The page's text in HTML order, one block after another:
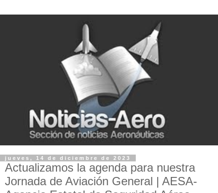
jueves, 14 de diciembre de 2023
Actualizamos la agenda para nuestra
Jornada de Aviación General | AESA-